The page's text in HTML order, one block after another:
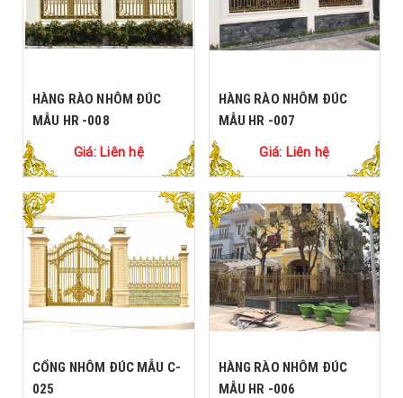
HÀNG RÀO NHÔM ĐÚC
MẪU HR -008
Giá: Liên hệ
HÀNG RÀO NHÔM ĐÚC
MẪU HR -007
Giá: Liên hệ
CỔNG NHÔM ĐÚC MẪU C-
025
HÀNG RÀO NHÔM ĐÚC
MẪU HR -006